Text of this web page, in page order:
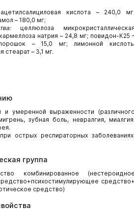
кислота – 240,0
– 180,0 мг;
целлюлоза
натрия – 24,8 мг; повидон-К25
– 15,0 мг; лимонной
стеарат – 3,1 мг.
умеренной выраженности
зубная боль, невралгия,
острых респираторных
группа
комбинированное
средство)